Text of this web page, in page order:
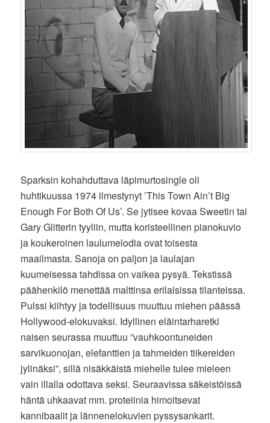
Sparksin kohahduttava läpimurtosingle oli
huhtikuussa 1974 ilmestynyt ’This Town Ain’t Big
Enough For Both Of Us’. Se jytisee kovaa Sweetin tai
Gary Glitterin tyyliin, mutta koristeellinen pianokuvio
ja koukeroinen laulumelodia ovat toisesta
maailmasta. Sanoja on paljon ja laulajan
kuumeisessa tahdissa on vaikea pysyä. Tekstissä
päähenkilö menettää malttinsa erilaisissa tilanteissa.
Pulssi kiihtyy ja todellisuus muuttuu miehen päässä
Hollywood-elokuvaksi. Idyllinen eläintarharetki
naisen seurassa muuttuu ”vauhkoontuneiden
sarvikuonojan, elefanttien ja tahmeiden tiikereiden
jylinäksi”, sillä nisäkkäistä miehelle tulee mieleen
vain illalla odottava seksi. Seuraavissa säkeistöissä
häntä uhkaavat mm. proteiinia himoitsevat
kannibaalit ja lännenelokuvien pyssysankarit.